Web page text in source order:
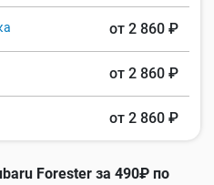
от 2 860 ₽
от 2 860 ₽
от 2 860 ₽
Forester за 490₽ по